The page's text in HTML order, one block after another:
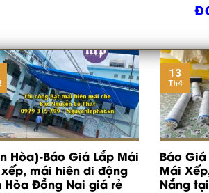
Hòa]-Báo Giá Lắp Mái
mái hiên di động
Hòa Đồng Nai giá rẻ
Báo
Mái
Nắng
13
Th4